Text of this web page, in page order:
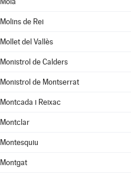
Molins de Rei
Mollet del Vallès
Monistrol de Calders
Monistrol de Montserrat
Montcada i Reixac
Montclar
Montesquiu
Montgat